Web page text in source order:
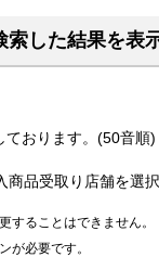
索した結果を表
ております。(50音順)
品受取り店舗を選択
することはできません。
が必要です。